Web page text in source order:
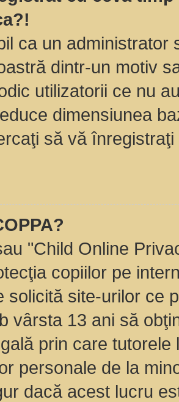
ca un
dintr-un motiv
utilizatorii ce nu
dimensiunea
să vă
"Child Online
copiilor pe
solicită site-urilor ce
vârsta 13 ani să
prin care
personale de la
dacă acest lucru